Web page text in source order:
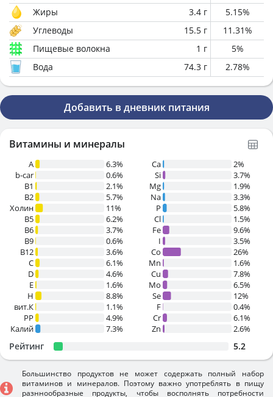
Жиры
3.4 г 5.15%
Углеводы
15.5 г 11.31%
Пищевые волокна
1 г 5%
Вода
74.3 г 2.78%
Добавить в дневник питания
Витамины и минералы
A
6.3%
b-car
0.6%
В1
2.1%
B2
5.7%
Холин
11%
B5
6.2%
B6
3.7%
B9
0.6%
B12
3.6%
C
6.1%
D
4.6%
E
1.6%
H
8.8%
вит.К
1.1%
PP
4.9%
Калий
7.3%
Ca
2%
Si
3.7%
Mg
1.9%
Na
3.3%
P
5.8%
Cl
1.5%
Fe
9.6%
I
3.5%
Co
26%
Mn
1.6%
Cu
7.8%
Mo
6.5%
Se
12%
F
0.4%
Cr
6.1%
Zn
2.6%
Рейтинг 5.2
Большинство продуктов не может содержать полный набор
витаминов и минералов. Поэтому важно употреблять в пищу
разннообразные продукты, чтобы восполнять потребности